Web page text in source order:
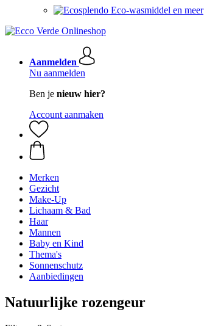
Eco-wasmiddel en meer
Aanmelden
Nu aanmelden
Ben je nieuw hier?
Account aanmaken
Merken
Gezicht
Make-Up
Lichaam & Bad
Haar
Mannen
Baby en Kind
Thema's
Sonnenschutz
Aanbiedingen
Natuurlijke rozengeur